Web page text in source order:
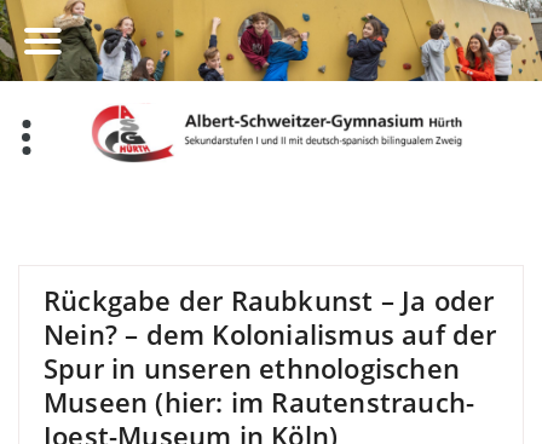
Zum
Inhalt
springen
Rückgabe der Raubkunst – Ja oder
Nein? – dem Kolonialismus auf der
Spur in unseren ethnologischen
Museen (hier: im Rautenstrauch-
Joest-Museum in Köln)